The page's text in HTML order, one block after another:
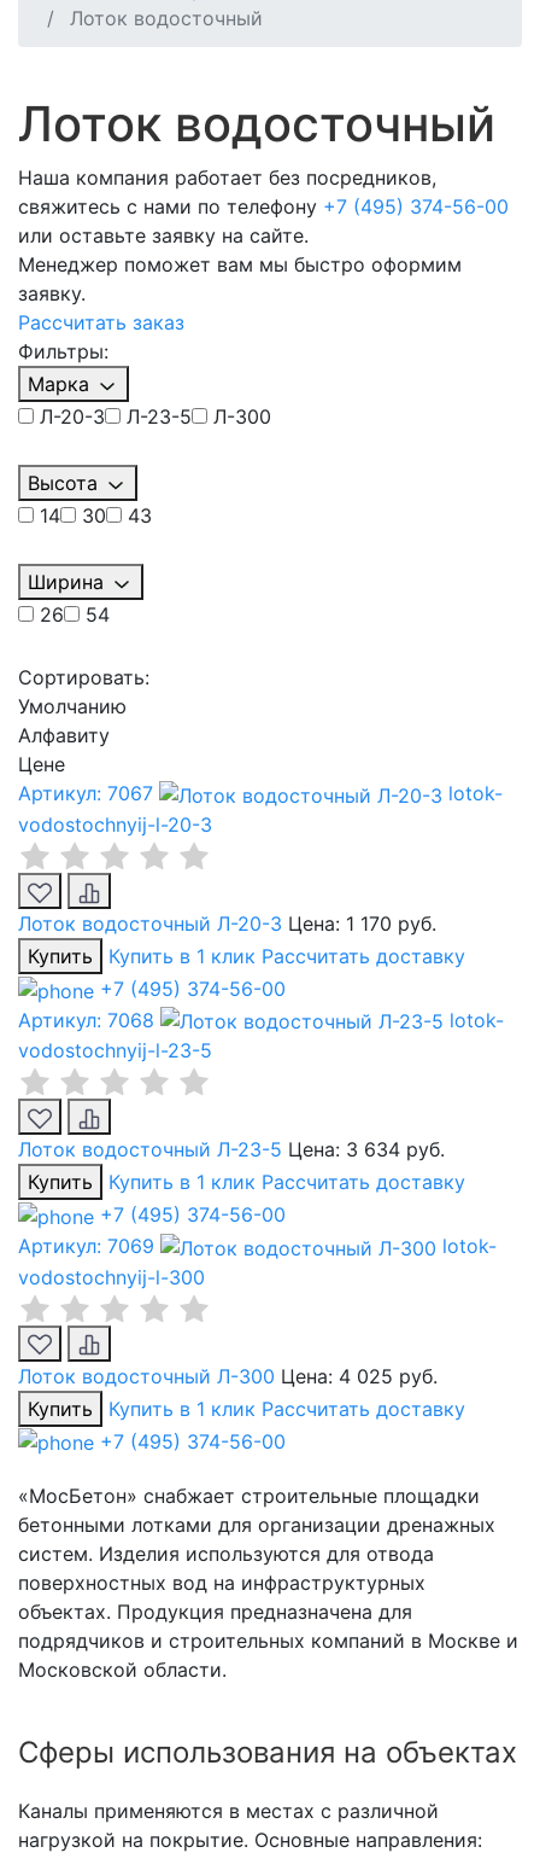
Лоток водосточный
Лоток водосточный
Наша компания работает без посредников,
свяжитесь с нами по телефону +7 (495) 374-56-00
или оставьте заявку на сайте.
Менеджер поможет вам мы быстро оформим
заявку.
Рассчитать заказ
Фильтры:
Марка
Л-20-3
Л-23-5 Л-300
Высота
14
30 43
Ширина
26
54
Сортировать:
Умолчанию
Алфавиту
Цене
Артикул: 7067
lotok-
vodostochnyij-l-20-3
Лоток водосточный Л-20-3 Цена: 1 170 руб.
Купить
Купить в 1 клик Рассчитать доставку
+7 (495) 374-56-00
Артикул: 7068
lotok-
vodostochnyij-l-23-5
Лоток водосточный Л-23-5 Цена: 3 634 руб.
Купить
Купить в 1 клик Рассчитать доставку
+7 (495) 374-56-00
Артикул: 7069
lotok-
vodostochnyij-l-300
Лоток водосточный Л-300 Цена: 4 025 руб.
Купить
Купить в 1 клик Рассчитать доставку
+7 (495) 374-56-00
«МосБетон» снабжает строительные площадки
бетонными лотками для организации дренажных
систем. Изделия используются для отвода
поверхностных вод на инфраструктурных
объектах. Продукция предназначена для
подрядчиков и строительных компаний в Москве и
Московской области.
Сферы использования на объектах
Каналы применяются в местах с различной
нагрузкой на покрытие. Основные направления: